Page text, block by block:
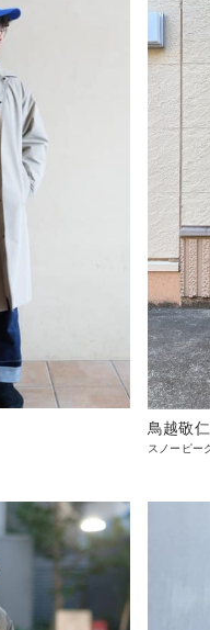
鳥越敬仁
スノーピー